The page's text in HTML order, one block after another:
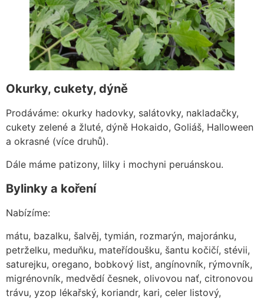
Okurky, cukety, dýně
Prodáváme: okurky hadovky, salátovky, nakladačky,
cukety zelené a žluté, dýně Hokaido, Goliáš, Halloween
a okrasné (více druhů).
Dále máme patizony, lilky i mochyni peruánskou.
Bylinky a koření
Nabízíme:
mátu, bazalku, šalvěj, tymián, rozmarýn, majoránku,
petrželku, meduňku, mateřídoušku, šantu kočičí, stévii,
saturejku, oregano, bobkový list, angínovník, rýmovník,
migrénovník, medvědí česnek, olivovou nať, citronovou
trávu, yzop lékařský, koriandr, kari, celer listový,